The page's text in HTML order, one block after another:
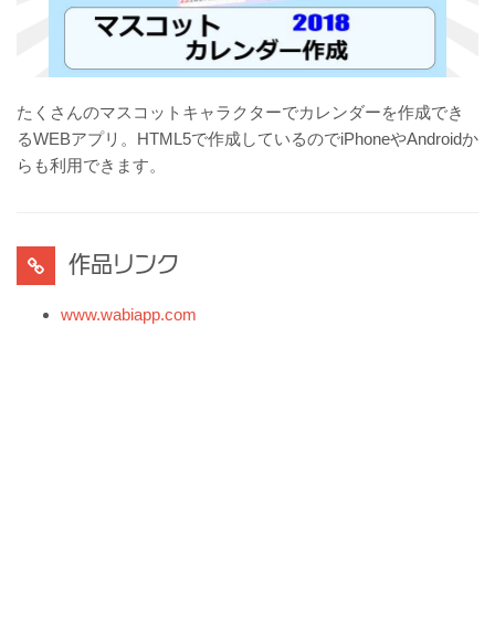
たくさんのマスコットキャラクターでカレンダーを作成でき
るWEBアプリ。HTML5で作成しているのでiPhoneやAndroidか
らも利用できます。
作品リンク
www.wabiapp.com